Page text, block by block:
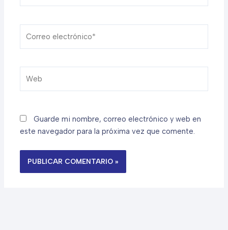
electrónico*
Guarde mi nombre, correo electrónico y web en
este navegador para la próxima vez que comente.